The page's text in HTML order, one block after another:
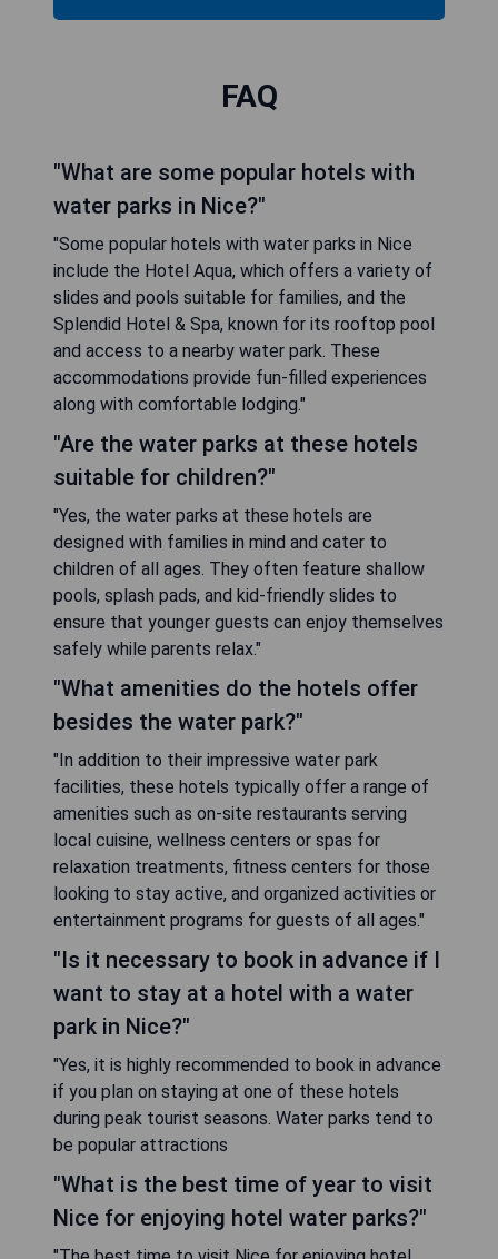
FAQ
"What are some popular hotels with
water parks in Nice?"
"Some popular hotels with water parks in Nice
include the Hotel Aqua, which offers a variety of
slides and pools suitable for families, and the
Splendid Hotel & Spa, known for its rooftop pool
and access to a nearby water park. These
accommodations provide fun-filled experiences
along with comfortable lodging."
"Are the water parks at these hotels
suitable for children?"
"Yes, the water parks at these hotels are
designed with families in mind and cater to
children of all ages. They often feature shallow
pools, splash pads, and kid-friendly slides to
ensure that younger guests can enjoy themselves
safely while parents relax."
"What amenities do the hotels offer
besides the water park?"
"In addition to their impressive water park
facilities, these hotels typically offer a range of
amenities such as on-site restaurants serving
local cuisine, wellness centers or spas for
relaxation treatments, fitness centers for those
looking to stay active, and organized activities or
entertainment programs for guests of all ages."
"Is it necessary to book in advance if I
want to stay at a hotel with a water
park in Nice?"
"Yes, it is highly recommended to book in advance
if you plan on staying at one of these hotels
during peak tourist seasons. Water parks tend to
be popular attractions
"What is the best time of year to visit
Nice for enjoying hotel water parks?"